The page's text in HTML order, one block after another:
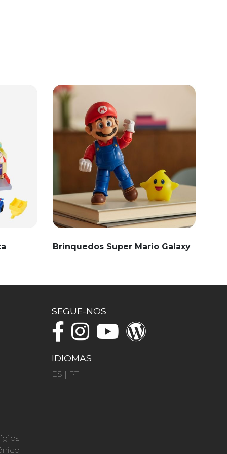
Brinquedos Super Mario Galaxy
SEGUE-NOS
IDIOMAS
ES | PT